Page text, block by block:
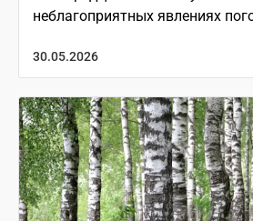
неблагоприятных явлениях
30.05.2026